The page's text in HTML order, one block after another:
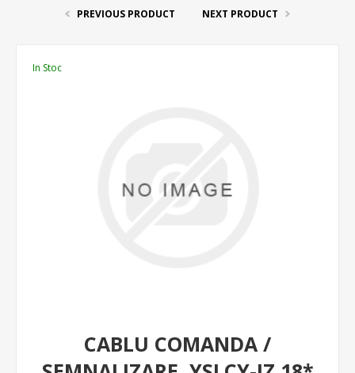
PREVIOUS PRODUCT NEXT PRODUCT
In Stoc
CABLU COMANDA /